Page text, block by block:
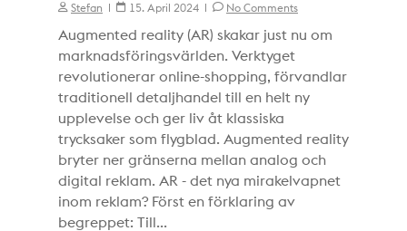
Stefan 15. April 2024 No Comments
Augmented reality (AR) skakar just nu om
marknadsföringsvärlden. Verktyget
revolutionerar online-shopping, förvandlar
traditionell detaljhandel till en helt ny
upplevelse och ger liv åt klassiska
trycksaker som flygblad. Augmented reality
bryter ner gränserna mellan analog och
digital reklam. AR - det nya mirakelvapnet
inom reklam? Först en förklaring av
begreppet: Till...